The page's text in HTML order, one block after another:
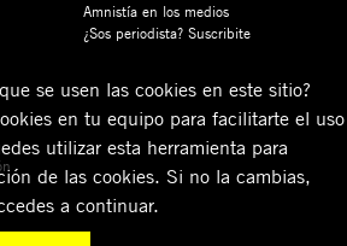
Amnistía en los medios
¿Sos periodista? Suscribite
se usen las cookies en este sitio?
en tu equipo para facilitarte el uso
utilizar esta herramienta para
de las cookies. Si no la cambias,
a continuar.